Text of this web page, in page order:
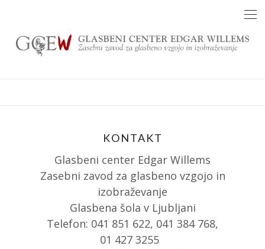
content
KONTAKT
Glasbeni center Edgar Willems
Zasebni zavod za glasbeno vzgojo in
izobraževanje
Glasbena šola v Ljubljani
Telefon: 041 851 622, 041 384 768,
01 427 3255